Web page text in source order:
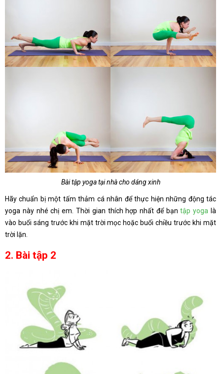
Bài tập yoga tại nhà cho dáng xinh
Hãy chuẩn bị một tấm thảm cá nhân để thực hiện những động tác
yoga này nhé chị em. Thời gian thích hợp nhất để bạntập yoga là
vào buổi sáng trước khi mặt trời mọc hoặc buổi chiều trước khi mặt
trời lặn.
2. Bài tập 2